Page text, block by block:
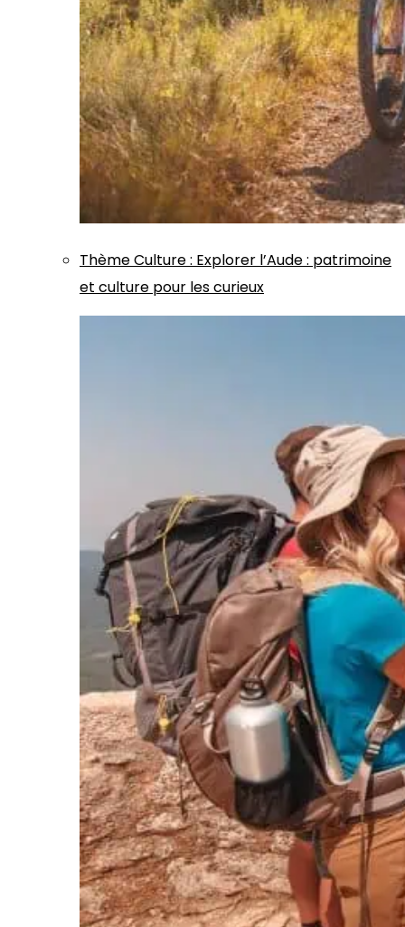
ThèmeCulture: Explorer l’Aude : patrimoine
et culture pour les curieux